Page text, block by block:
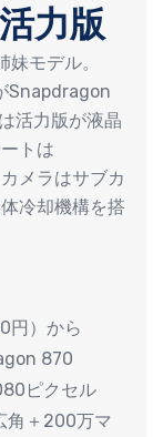
力版
モデル。
Snapdragon
活力版が液晶
トは
メラはサブカ
冷却機構を搭
円）から
870
ピクセル
角＋200万マ